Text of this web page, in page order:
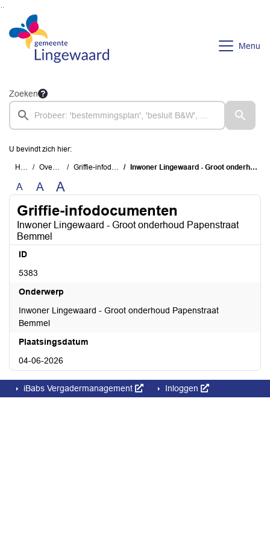
Ga naar de inhoud van deze pagina
Ga naar het zoeken
Ga naar het menu
Menu
Zoeken
U bevindt zich hier:
Home Overzichten Griffie-infodocumenten Inwoner Lingewaard - Groot onderhoud Papenstraat Bemmel
A A A
Griffie-infodocumenten
Inwoner Lingewaard - Groot onderhoud Papenstraat
Bemmel
ID
5383
Onderwerp
Inwoner Lingewaard - Groot onderhoud Papenstraat
Bemmel
Plaatsingsdatum
04-06-2026
iBabs Vergadermanagement Inloggen